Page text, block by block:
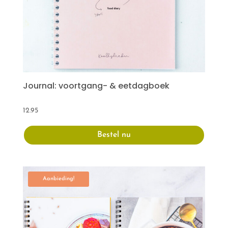
Journal: voortgang- & eetdagboek
12.95
Bestel nu
Aanbieding!